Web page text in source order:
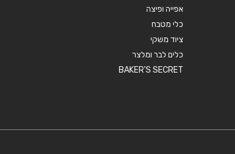
אפייה ופיצה
כלי מטבח
ציוד משקי
כלים לבר ומלצר
BAKER'S SECRET